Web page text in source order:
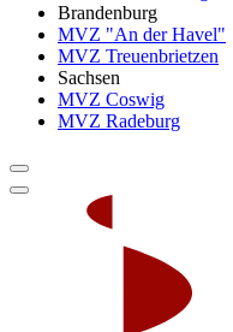
Brandenburg
MVZ "An der Havel"
MVZ Treuenbrietzen
Sachsen
MVZ Coswig
MVZ Radeburg